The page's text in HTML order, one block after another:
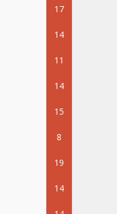
17
14
11
14
15
8
19
14